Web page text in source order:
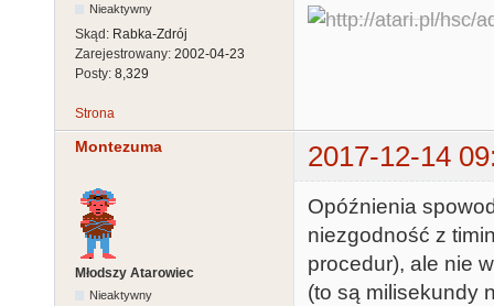
Nieaktywny
Skąd: Rabka-Zdrój
Zarejestrowany: 2002-04-23
Posty: 8,329
Strona
Montezuma 2017-12-14
Młodszy Atarowiec
Nieaktywny
Opóźnienia
niezgodność z
procedur), ale nie
(to są milisekundy